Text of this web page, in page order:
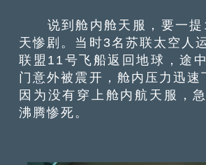
说到舱内舱天服，要一提
天惨剧。当时3名苏联太空人
联盟11号飞船返回地球，途
门意外被震开，舱内压力迅速
因为没有穿上舱内航天服，
沸腾惨死。